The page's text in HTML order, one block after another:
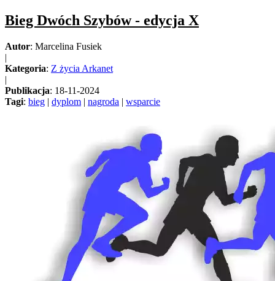
Bieg Dwóch Szybów - edycja X
Autor: Marcelina Fusiek
|
Kategoria: Z życia Arkanet
|
Publikacja: 18-11-2024
Tagi: bieg | dyplom | nagroda | wsparcie